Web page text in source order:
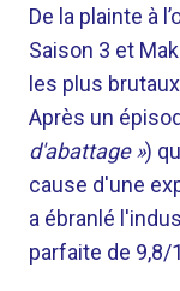
De la plainte à
Saison 3 et
les plus
Après un
d'abattage »)
cause d'une
a ébranlé
parfaite de 9,8/